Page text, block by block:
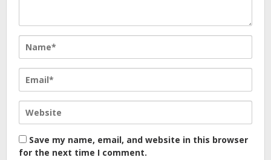
Save my name, email, and website in this browser
for the next time I comment.